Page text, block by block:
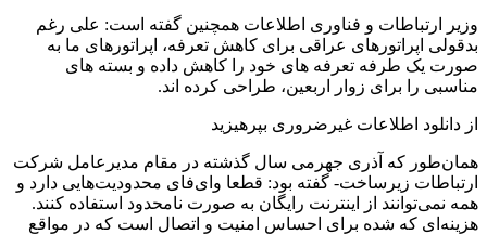
وزیر ارتباطات و فناوری اطلاعات همچنین گفته است: علی رغم
بدقولی اپراتورهای عراقی برای کاهش تعرفه، اپراتورهای ما به
صورت یک طرفه تعرفه های خود را کاهش داده و بسته های
مناسبی را برای زوار اربعین، طراحی کرده اند.
از دانلود اطلاعات غیرضروری بپرهیزید
همان‌طور که آذری جهرمی سال گذشته در مقام مدیرعامل شرکت
ارتباطات زیرساخت- گفته بود: قطعا وای‌فای محدودیت‌هایی دارد و
همه نمی‌توانند از اینترنت رایگان به صورت نامحدود استفاده کنند.
هزینه‌ای که شده برای احساس امنیت و اتصال است که در مواقع